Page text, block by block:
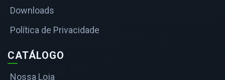
Downloads
Política de Privacidade
CATÁLOGO
Nossa Loja